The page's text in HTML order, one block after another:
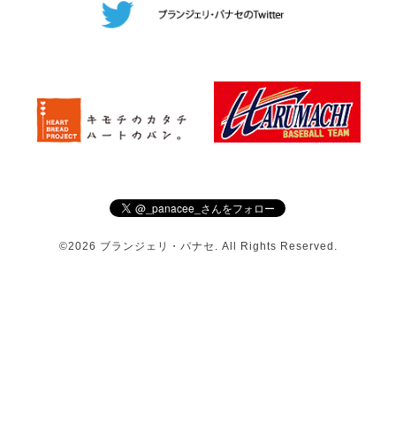
©2026 ブランジェリ・パナセ . All Rights Reserved.